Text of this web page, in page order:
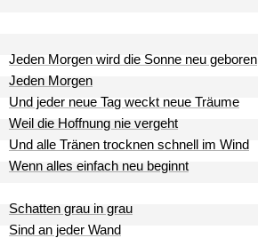
Jeden Morgen wird die Sonne neu geboren
Jeden Morgen
Und jeder neue Tag weckt neue Träume
Weil die Hoffnung nie vergeht
Und alle Tränen trocknen schnell im Wind
Wenn alles einfach neu beginnt
Schatten grau in grau
Sind an jeder Wand